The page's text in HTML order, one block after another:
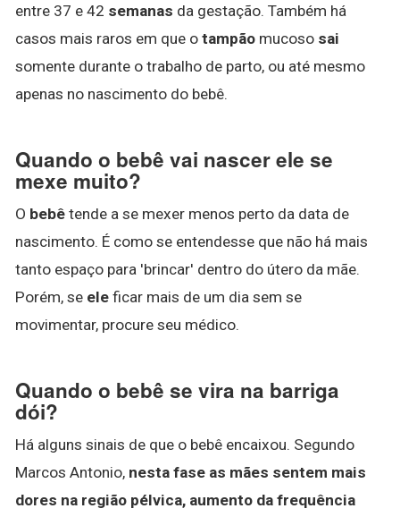
entre 37 e 42 semanas da gestação. Também há
casos mais raros em que o tampão mucoso sai
somente durante o trabalho de parto, ou até mesmo
apenas no nascimento do bebê.
Quando o bebê vai nascer ele se
mexe muito?
O bebê tende a se mexer menos perto da data de
nascimento. É como se entendesse que não há mais
tanto espaço para 'brincar' dentro do útero da mãe.
Porém, se ele ficar mais de um dia sem se
movimentar, procure seu médico.
Quando o bebê se vira na barriga
dói?
Há alguns sinais de que o bebê encaixou. Segundo
Marcos Antonio, nesta fase as mães sentem mais
dores na região pélvica, aumento da frequência